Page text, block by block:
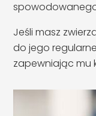
Jeśli masz
do jego
zapewniając mu